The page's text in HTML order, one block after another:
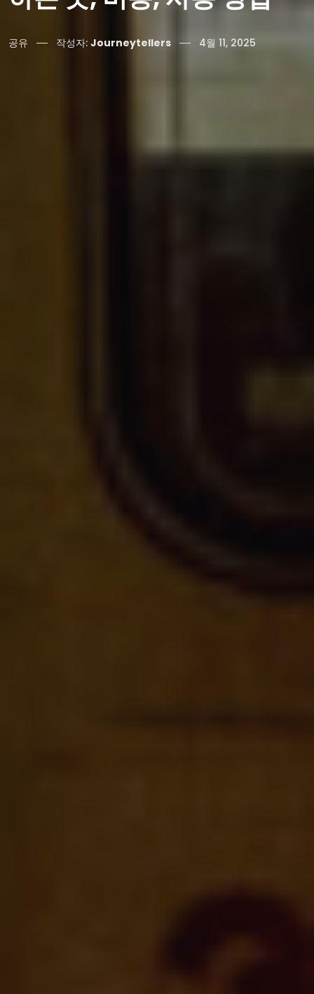
공유 작성자: Journeytellers 4월 11, 2025